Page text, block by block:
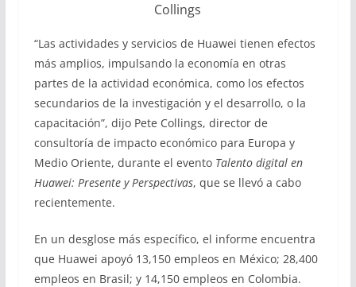
Collings
“Las actividades y servicios de Huawei tienen efectos
más amplios, impulsando la economía en otras
partes de la actividad económica, como los efectos
secundarios de la investigación y el desarrollo, o la
capacitación”, dijo Pete Collings, director de
consultoría de impacto económico para Europa y
Medio Oriente, durante el evento Talento digital en
Huawei: Presente y Perspectivas, que se llevó a cabo
recientemente.
En un desglose más específico, el informe encuentra
que Huawei apoyó 13,150 empleos en México; 28,400
empleos en Brasil; y 14,150 empleos en Colombia.